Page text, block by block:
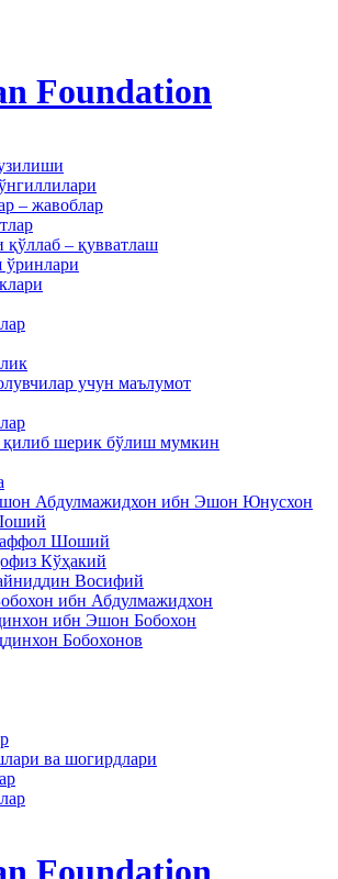
– жавоблар
– қувватлаш
учун маълумот
қилиб шерик бўлиш мумкин
Абдулмажидхон ибн Эшон Юнусхон
Шоший
Кўҳакий
Восифий
ибн Абдулмажидхон
ибн Эшон Бобохон
Бобохонов
ва шогирдлари